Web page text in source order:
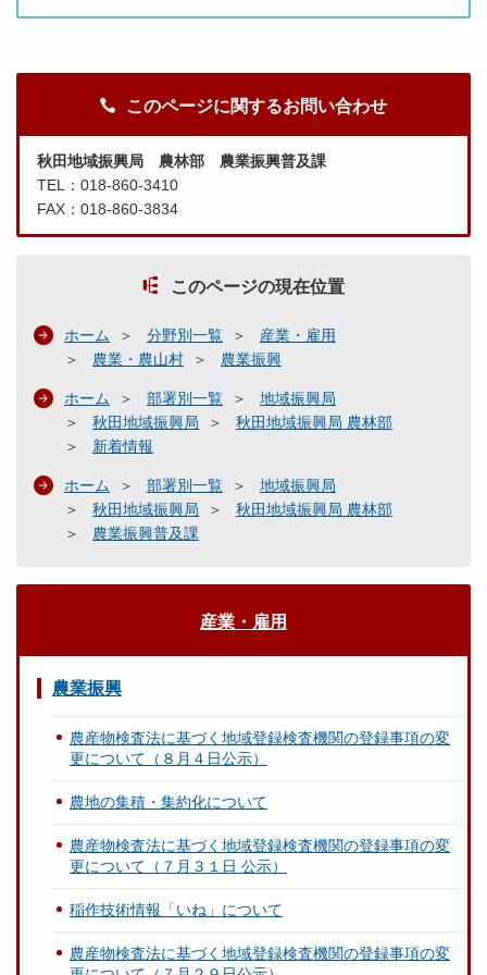
このページに関するお問い合わせ
秋田地域振興局 農林部 農業振興普及課
TEL：018-860-3410
FAX：018-860-3834
このページの現在位置
ホーム 分野別一覧
産業・雇用
農業・農山村
農業振興
ホーム 部署別一覧
地域振興局
秋田地域振興局
秋田地域振興局 農林部
新着情報
ホーム 部署別一覧
地域振興局
秋田地域振興局
秋田地域振興局 農林部
農業振興普及課
産業・雇用
農業振興
農産物検査法に基づく地域登録検査機関の登録事項の変
更について（８月４日公示）
農地の集積・集約化について
農産物検査法に基づく地域登録検査機関の登録事項の変
更について（７月３１日 公示）
稲作技術情報「いね」について
農産物検査法に基づく地域登録検査機関の登録事項の変